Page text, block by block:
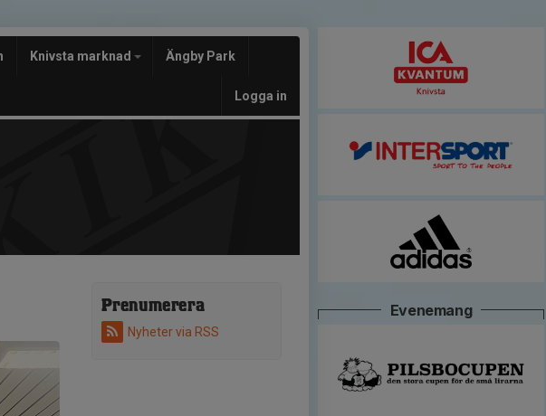
Knivsta marknad Ängby Park
Logga in
Prenumerera
Nyheter via RSS
Evenemang